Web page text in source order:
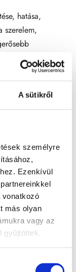
A sütikről
személyre
Ezenkívül
vonatkozó
más olyan
vagy az
gyűjtöttek.
hatása,
szerelem,
mályvás,
pirosas
a
A
alig
spirituális